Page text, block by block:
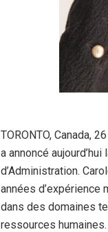
TORONTO, Canada,
a annoncé
d’Administration.
années
dans des domaines
ressources humaines.